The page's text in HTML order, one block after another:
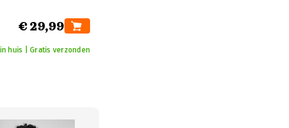
€ 29,99
huis | Gratis verzonden